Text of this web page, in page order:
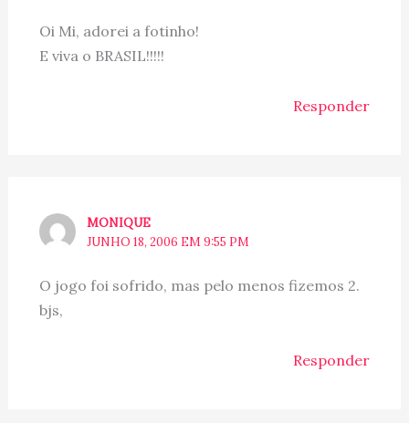
Oi Mi, adorei a fotinho!
E viva o BRASIL!!!!!
Responder
MONIQUE
JUNHO 18, 2006 EM 9:55 PM
O jogo foi sofrido, mas pelo menos fizemos 2.
bjs,
Responder